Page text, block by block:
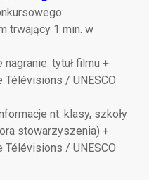
trwający 1 min. w
tytuł filmu +
Télévisions / UNESCO
nt. klasy, szkoły
stowarzyszenia) +
Télévisions / UNESCO